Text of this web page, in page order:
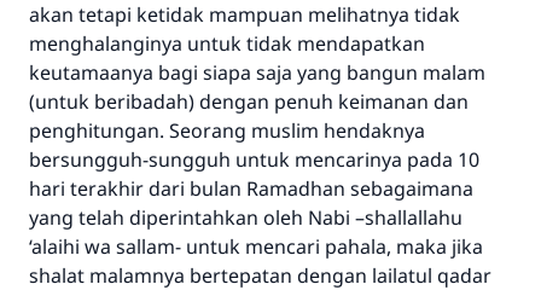
akan tetapi ketidak mampuan melihatnya tidak
menghalanginya untuk tidak mendapatkan
keutamaanya bagi siapa saja yang bangun malam
(untuk beribadah) dengan penuh keimanan dan
penghitungan. Seorang muslim hendaknya
bersungguh-sungguh untuk mencarinya pada 10
hari terakhir dari bulan Ramadhan sebagaimana
yang telah diperintahkan oleh Nabi –shallallahu
‘alaihi wa sallam- untuk mencari pahala, maka jika
shalat malamnya bertepatan dengan lailatul qadar